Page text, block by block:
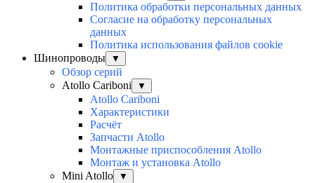
Политика обработки персональных данных
Согласие на обработку персональных
данных
Политика использования файлов cookie
Шинопроводы
▼
Обзор серий
Atollo Cariboni
▼
Atollo Cariboni
Характеристики
Расчёт
Запчасти Atollo
Монтажные приспособления Atollo
Монтаж и установка Atollo
Mini Atollo
▼